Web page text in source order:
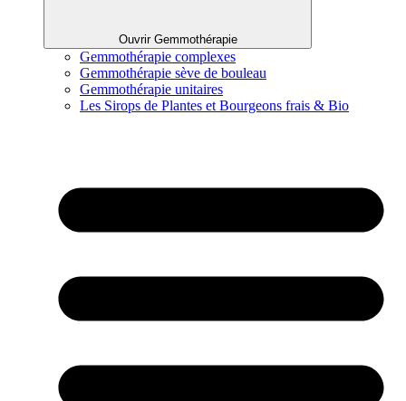
Ouvrir Gemmothérapie
Gemmothérapie complexes
Gemmothérapie sève de bouleau
Gemmothérapie unitaires
Les Sirops de Plantes et Bourgeons frais & Bio